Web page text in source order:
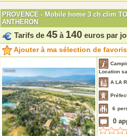
PROVENCE - Mobile home 3 ch clim
ANTHERON
Tarifs de 45 à 140 euros par
Ajouter à ma sélection de
Location
A LA
6
0